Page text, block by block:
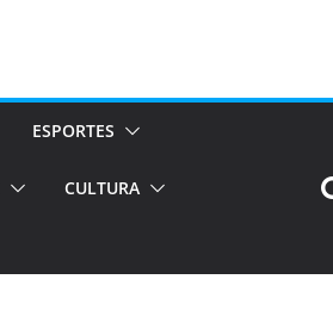
ESPORTES
CULTURA